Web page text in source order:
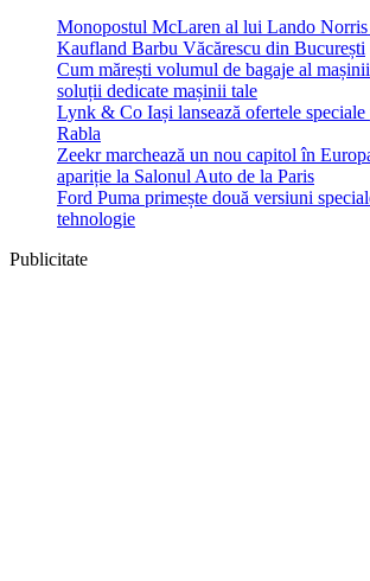
Monopostul McLaren al lui Lando Norris
Kaufland Barbu Văcărescu din București
Cum mărești volumul de bagaje al
soluții dedicate mașinii tale
Lynk & Co Iași lansează ofertele
Rabla
Zeekr marchează un nou capitol în
apariție la Salonul Auto de la Paris
Ford Puma primește două versiuni
tehnologie
Publicitate